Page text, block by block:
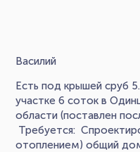
Василий
Есть под крышей сруб
участке 6 соток в
области (поставлен
Требуется:
отоплением) общий